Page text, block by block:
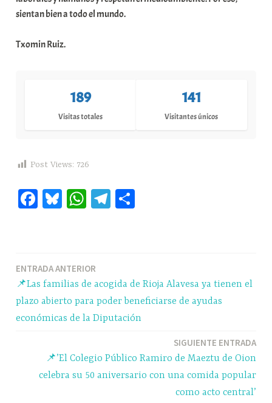
sientan bien a todo el mundo.
Txomin Ruiz.
189
Visitas totales
141
Visitantes únicos
Post Views: 726
Fa Bl W
pp
Te
m rti
r
Navegación
de
entradas
ENTRADA ANTERIOR
📌Las familias de acogida de Rioja Alavesa ya tienen el
plazo abierto para poder beneficiarse de ayudas
económicas de la Diputación
SIGUIENTE ENTRADA
📌’El Colegio Público Ramiro de Maeztu de Oion
celebra su 50 aniversario con una comida popular
como acto central’